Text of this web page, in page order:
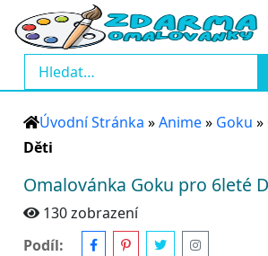
Úvodní Stránka »Anime» Goku »
Děti
Omalovánka Goku pro 6leté
130 zobrazení
Podíl: